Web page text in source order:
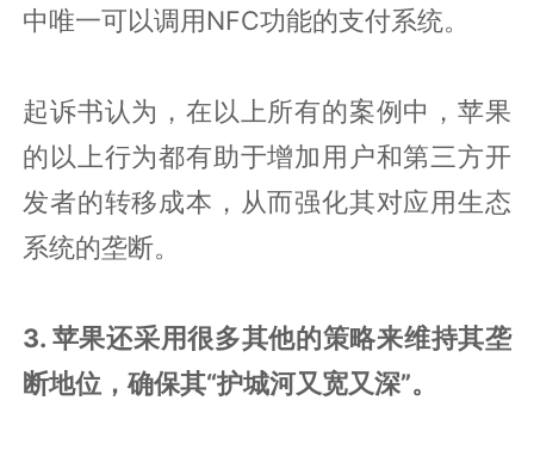
中唯一可以调用NFC功能的支付系统。
起诉书认为，在以上所有的案例中，苹果
的以上行为都有助于增加用户和第三方开
发者的转移成本，从而强化其对应用生态
系统的垄断。
3. 苹果还采用很多其他的策略来维持其垄
断地位，确保其“护城河又宽又深”。